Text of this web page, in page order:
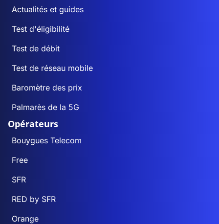
Actualités et guides
Test d'éligibilité
Test de débit
Test de réseau mobile
Baromètre des prix
Palmarès de la 5G
Opérateurs
Bouygues Telecom
Free
SFR
RED by SFR
Orange